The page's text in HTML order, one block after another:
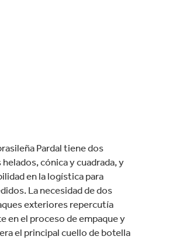
Pardal tiene dos
cónica y cuadrada, y
en la logística para
La necesidad de dos
exteriores repercutía
en el proceso de empaque y
el principal cuello de botella